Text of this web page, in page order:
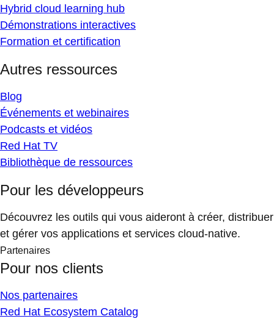
Hybrid cloud learning hub
Démonstrations interactives
Formation et certification
Autres ressources
Blog
Événements et webinaires
Podcasts et vidéos
Red Hat TV
Bibliothèque de ressources
Pour les développeurs
Découvrez les outils qui vous aideront à créer, distribuer
et gérer vos applications et services cloud-native.
Partenaires
Pour nos clients
Nos partenaires
Red Hat Ecosystem Catalog